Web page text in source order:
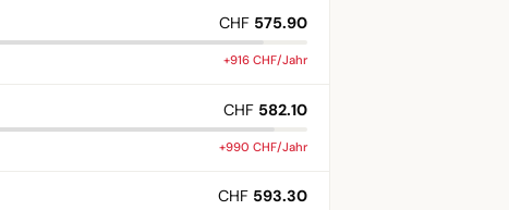
CHF 575.90
+916 CHF/Jahr
CHF 582.10
+990 CHF/Jahr
CHF 593.30